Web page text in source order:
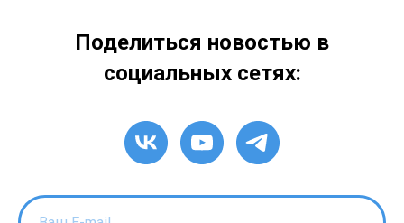
Поделиться новостью в
социальных сетях: